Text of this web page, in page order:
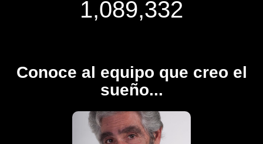
1,089,332
Conoce al equipo que creo el
sueño...